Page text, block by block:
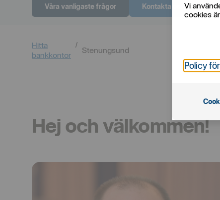
Vi
cookies
Policy
Våra vanligaste frågor Kontakta oss, boka tid
Hitta
bankkontor
Stenungsund
Hej och välkommen!